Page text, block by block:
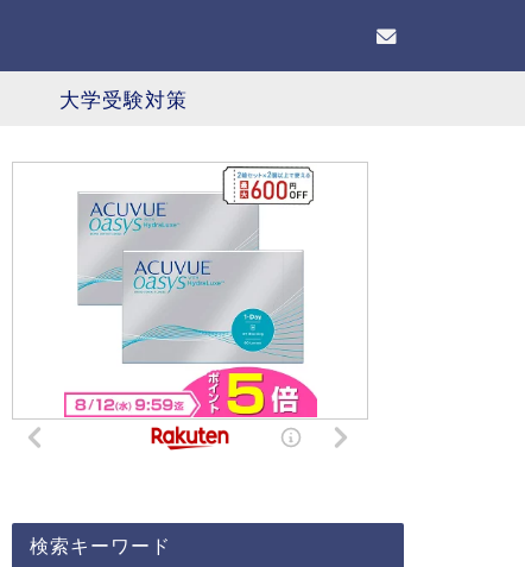
大学受験対策
検索キーワード